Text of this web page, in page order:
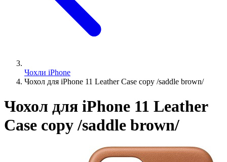
Чохли iPhone
Чохол для iPhone 11 Leather Case copy /saddle brown/
Чохол для iPhone 11 Leather
Case copy /saddle brown/